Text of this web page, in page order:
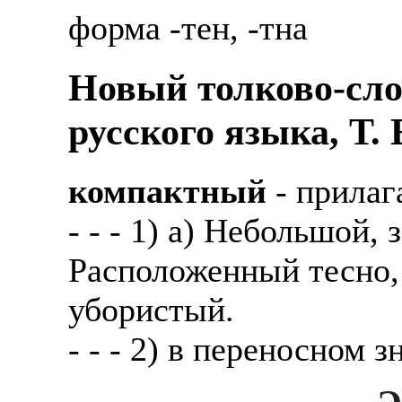
Также смотрите
отправке в другие
А также
рабочий,
стикеровщик.
# работа за границей
# работа за рубежом
# трудоустройство за
# трудоустройство за
В таких банках, как
Промсвязьбанк,
А также в компаниях:
СДЭК, ПЭК и т.д.
консультирование,
форма -тен, -тна
Новый толково-
русского языка,
компактный -
- - - 1) а) Небольшой,
Расположенный
убористый.
- - - 2) в переносном